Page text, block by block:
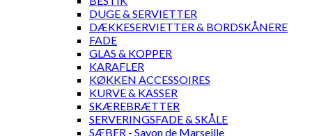
DUGE & SERVIETTER
DÆKKESERVIETTER & BORDSKÅNERE
FADE
GLAS & KOPPER
KARAFLER
KØKKEN ACCESSOIRES
KURVE & KASSER
SKÆREBRÆTTER
SERVERINGSFADE & SKÅLE
SÆBER - Savon de Marseille